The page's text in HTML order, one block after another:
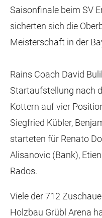
Saisonfinale beim SV
sicherten sich die
Meisterschaft in der
Rains Coach David
Startaufstellung nach
Kottern auf vier
Siegfried Kübler,
starteten für Renato
Alisanovic (Bank),
Rados.
Viele der 712
Holzbau Grübl Arena